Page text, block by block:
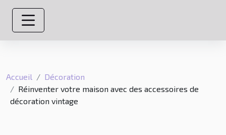
Accueil
Décoration
Réinventer votre maison avec des accessoires de
décoration vintage